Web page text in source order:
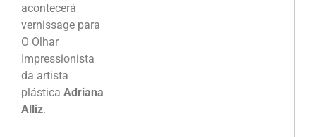
acontecerá
vernissage para
O Olhar
Impressionista
da artista
plástica Adriana
Alliz.